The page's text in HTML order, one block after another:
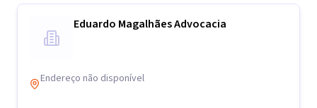
Eduardo Magalhães Advocacia
Endereço não disponível